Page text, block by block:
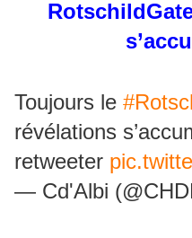
Toujours le
révélations
retweeter
— Cd'Albi